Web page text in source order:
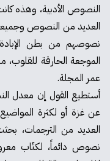
النصوص الأدبية، وهذه
العديد من النصوص
نصوصهم من بطن
الموجعة الحارقة
عمر المجلة.
أستطيع القول إن معدل
عن غزة أو لكثرة
العديد من الترجمات،
نصوص دائماً، لكتّاب